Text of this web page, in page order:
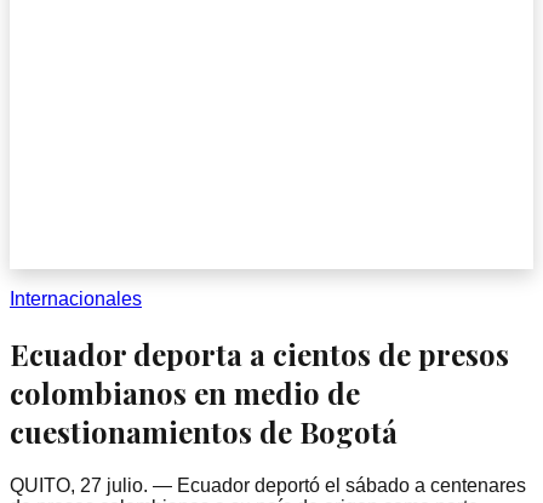
Internacionales
Ecuador deporta a cientos de presos
colombianos en medio de
cuestionamientos de Bogotá
QUITO, 27 julio. — Ecuador deportó el sábado a centenares